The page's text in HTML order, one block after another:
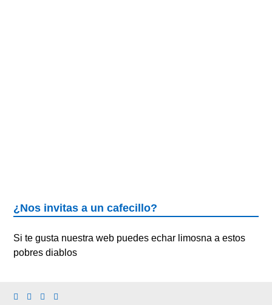
¿Nos invitas a un cafecillo?
Si te gusta nuestra web puedes echar limosna a estos
pobres diablos